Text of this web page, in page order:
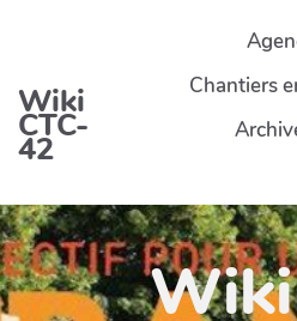
Aller au contenu principal
Wiki
CTC-
42
Chantiers